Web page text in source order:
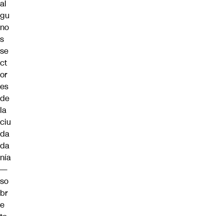
al
gu
no
s
se
ct
or
es
de
la
ciu
da
da
nía
—
so
br
e